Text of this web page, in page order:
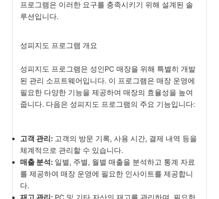
프로그램은 이러한 요구를 충족시키기 위해 설계된 솔
루션입니다.
성피지도 프로그램 개요
성피지도 프로그램은 성인PC 매장을 위해 특별히 개발
된 관리 소프트웨어입니다. 이 프로그램은 매장 운영에
필요한 다양한 기능을 제공하여 매장의 효율성을 높여
줍니다. 다음은 성피지도 프로그램의 주요 기능입니다:
고객 관리: 고객의 방문 기록, 사용 시간, 결제 내역 등을
체계적으로 관리할 수 있습니다.
매출 분석: 일별, 주별, 월별 매출을 분석하고 통계 자료
를 제공하여 매장 운영에 필요한 인사이트를 제공합니
다.